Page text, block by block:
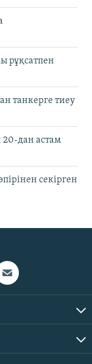
рұқсатпен
танкерге тиеу
20-дан астам
секірген